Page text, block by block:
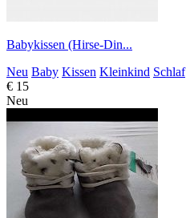
Babykissen (Hirse-Din...
Neu Baby Kissen Kleinkind Schlaf
€ 15
Neu